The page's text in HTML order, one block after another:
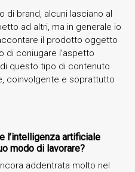
di brand, alcuni lasciano al
ad altri, ma in generale io
il prodotto oggetto
di coniugare l’aspetto
questo tipo di contenuto
coinvolgente e soprattutto
l’intelligenza artificiale
modo di lavorare?
addentrata molto nel